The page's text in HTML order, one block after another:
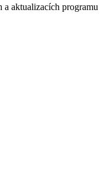
aktualizacích programu